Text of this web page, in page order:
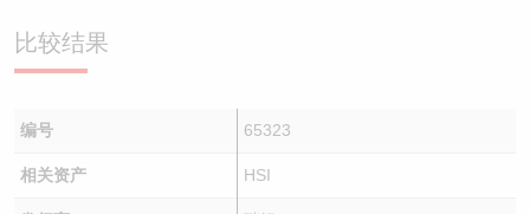
比较结果
编号 65323
相关资产 HSI